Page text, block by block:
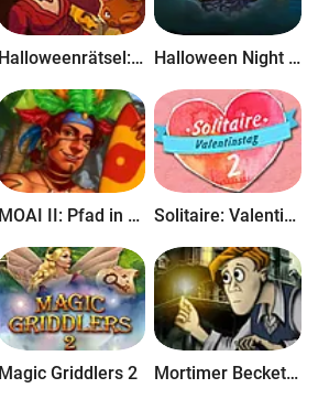
Halloweenrätsel: Nonogramme Halloween Night Mahjong
MOAI II: Pfad in eine andere Welt Solitaire: Valentinstag 2
Magic Griddlers 2 Mortimer Beckett and the Secrets of Spooky Manor